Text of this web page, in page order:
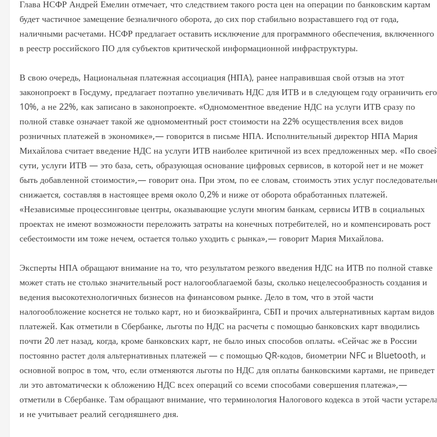
Глава НСФР Андрей Емелин отмечает, что следствием такого роста цен на операции по банковским картам
будет частичное замещение безналичного оборота, до сих пор стабильно возраставшего год от года,
наличными расчетами. НСФР предлагает оставить исключение для программного обеспечения, включенного
в реестр российского ПО для субъектов критической информационной инфраструктуры.
В свою очередь, Национальная платежная ассоциация (НПА), ранее направившая свой отзыв на этот
законопроект в Госдуму, предлагает поэтапно увеличивать НДС для ИТВ и в следующем году ограничить его
10%, а не 22%, как записано в законопроекте. «Одномоментное введение НДС на услуги ИТВ сразу по
полной ставке означает такой же одномоментный рост стоимости на 22% осуществления всех видов
розничных платежей в экономике»,— говорится в письме НПА. Исполнительный директор НПА Мария
Михайлова считает введение НДС на услуги ИТВ наиболее критичной из всех предложенных мер. «По
сути, услуги ИТВ — это база, сеть, образующая основание цифровых сервисов, в которой нет и не может
быть добавленной стоимости»,— говорит она. При этом, по ее словам, стоимость этих услуг
снижается, составляя в настоящее время около 0,2% и ниже от оборота обработанных платежей.
«Независимые процессинговые центры, оказывающие услуги многим банкам, сервисы ИТВ в социальных
проектах не имеют возможности переложить затраты на конечных потребителей, но и компенсировать рост
себестоимости им тоже нечем, остается только уходить с рынка»,— говорит Мария Михайлова.
Эксперты НПА обращают внимание на то, что результатом резкого введения НДС на ИТВ по полной ставке
может стать не столько значительный рост налогооблагаемой базы, сколько нецелесообразность создания и
ведения высокотехнологичных бизнесов на финансовом рынке. Дело в том, что в этой части
налогообложение коснется не только карт, но и биоэквайринга, СБП и прочих альтернативных картам видов
платежей. Как отметили в Сбербанке, льготы по НДС на расчеты с помощью банковских карт вводились
почти 20 лет назад, когда, кроме банковских карт, не было иных способов оплаты. «Сейчас же в России
постоянно растет доля альтернативных платежей — с помощью QR-кодов, биометрии NFC и Bluetooth, и
основной вопрос в том, что, если отменяются льготы по НДС для оплаты банковскими картами, не приведет
ли это автоматически к обложению НДС всех операций со всеми способами совершения платежа»,—
отметили в Сбербанке. Там обращают внимание, что терминология Налогового кодекса в этой части
и не учитывает реалий сегодняшнего дня.